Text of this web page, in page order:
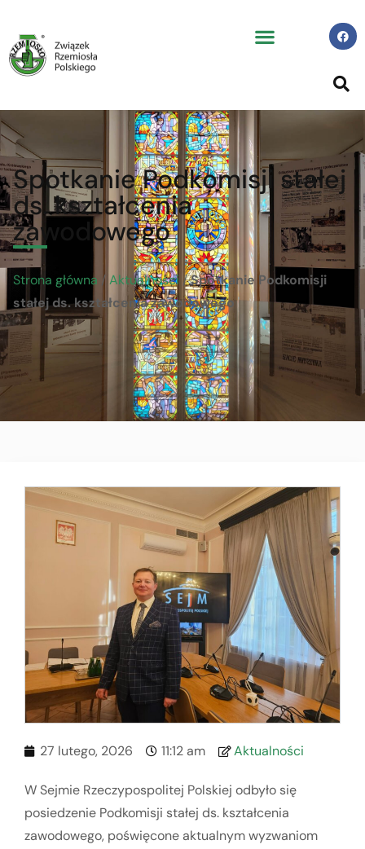
Spotkanie Podkomisji stałej
ds. kształcenia
zawodowego
Strona główna / Aktualności /Spotkanie Podkomisji
stałej ds. kształcenia zawodowego
27 lutego, 2026 11:12 am Aktualności
W Sejmie Rzeczypospolitej Polskiej odbyło się
posiedzenie Podkomisji stałej ds. kształcenia
zawodowego, poświęcone aktualnym wyzwaniom